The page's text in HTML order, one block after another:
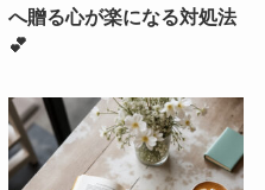
へ贈る心が楽になる対処法
💕